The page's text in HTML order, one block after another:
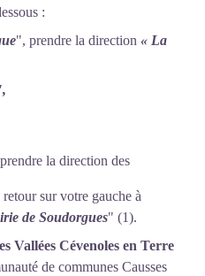
:
", prendre la direction « La
prendre la direction des
sur votre gauche à
de Soudorgues" (1).
Vallées Cévenoles en Terre
de communes Causses